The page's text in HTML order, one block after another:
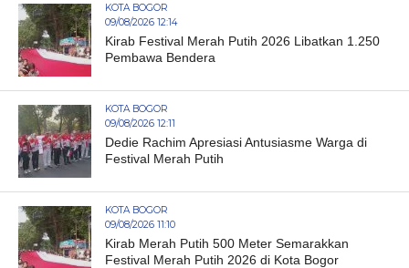
KOTA BOGOR
09/08/2026 12:14
Kirab Festival Merah Putih 2026 Libatkan 1.250
Pembawa Bendera
KOTA BOGOR
09/08/2026 12:11
Dedie Rachim Apresiasi Antusiasme Warga di
Festival Merah Putih
KOTA BOGOR
09/08/2026 11:10
Kirab Merah Putih 500 Meter Semarakkan
Festival Merah Putih 2026 di Kota Bogor